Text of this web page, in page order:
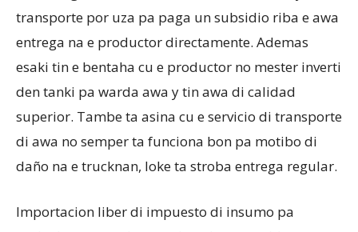
transporte por uza pa paga un subsidio riba e awa
entrega na e productor directamente. Ademas
esaki tin e bentaha cu e productor no mester inverti
den tanki pa warda awa y tin awa di calidad
superior. Tambe ta asina cu e servicio di transporte
di awa no semper ta funciona bon pa motibo di
daño na e trucknan, loke ta stroba entrega regular.
Importacion liber di impuesto di insumo pa